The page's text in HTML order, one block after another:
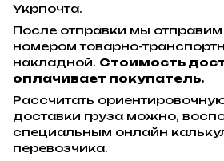
Укрпочта.
После отправки мы
номером товарно-
накладной. Стоимость
оплачивает покупатель.
Рассчитать
доставки груза можно,
специальным онлайн
перевозчика.